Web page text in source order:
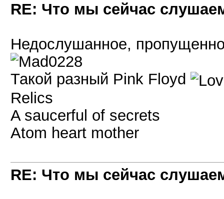
RE: Что мы сейчас
Недослушанное,
Такой разный Pink Floyd
Relics
A saucerful of secrets
Atom heart mother
RE: Что мы сейчас